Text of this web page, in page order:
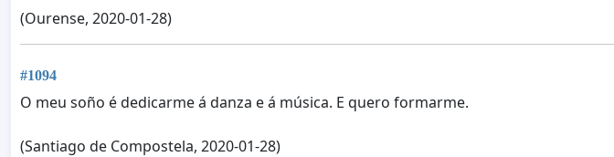
(Ourense, 2020-01-28)
#1094
O meu soño é dedicarme á danza e á música. E quero formarme.
(Santiago de Compostela, 2020-01-28)